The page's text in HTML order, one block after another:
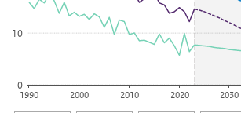
1990 2000 2010 2020 2030
0
10